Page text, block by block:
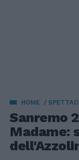
HOME
Sanremo
Madame: